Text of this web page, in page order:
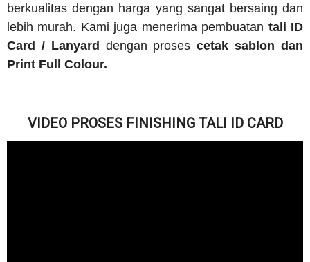
berkualitas dengan harga yang sangat bersaing dan
lebih murah. Kami juga menerima pembuatan tali ID
Card / Lanyard dengan prosescetak sablon dan
Print Full Colour.
VIDEO PROSES FINISHING TALI ID CARD